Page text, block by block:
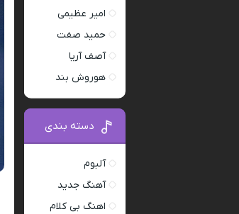
امیر عظیمی
حمید صفت
آصف آریا
هوروش بند
دسته بندی
آلبوم
آهنگ جدید
اهنگ بی کلام